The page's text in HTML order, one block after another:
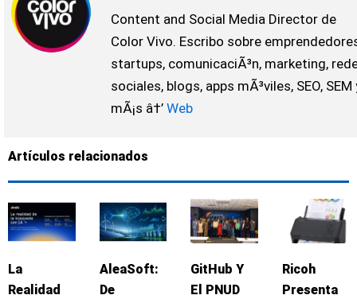
Content and Social Media Director de
Color Vivo. Escribo sobre
startups, comunicaciÃ³n, marketing,
sociales, blogs, apps mÃ³viles, SEO, SEM
mÃ¡s â†’Web
Artículos relacionados
La
Realidad
AleaSoft:
De
GitHub Y
El PNUD
Ricoh
Presenta